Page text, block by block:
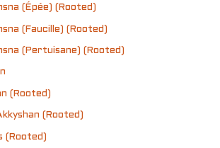
(Épée) (Rooted)
(Faucille) (Rooted)
(Pertuisane) (Rooted)
(Rooted)
(Rooted)
(Rooted)